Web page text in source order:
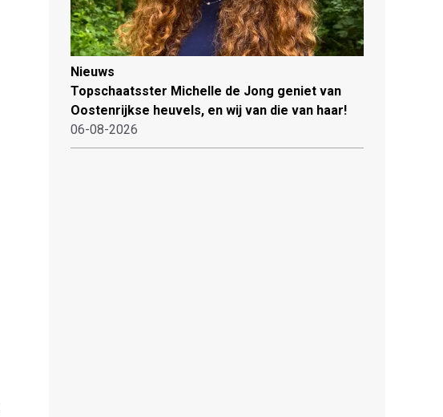
Nieuws
Topschaatsster Michelle de Jong geniet van
Oostenrijkse heuvels, en wij van die van haar!
06-08-2026